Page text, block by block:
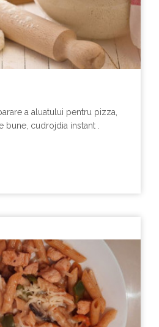
a aluatului pentru pizza,
bune, cudrojdia instant .